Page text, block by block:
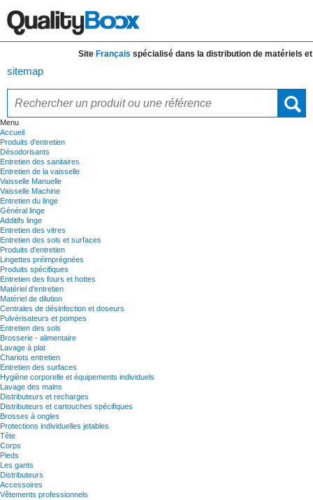
SiteFrançaisspécialisé dans la distribution dematériels et
sitemap
Menu
Accueil
Produits d'entretien
Désodorisants
Entretien des sanitaires
Entretien de la vaisselle
Vaisselle Manuelle
Vaisselle Machine
Entretien du linge
Général linge
Additifs linge
Entretien des vitres
Entretien des sols et surfaces
Produits d'entretien
Lingettes préimprégnées
Produits spécifiques
Entretien des fours et hottes
Matériel d'entretien
Matériel de dilution
Centrales de désinfection et doseurs
Pulvérisateurs et pompes
Entretien des sols
Brosserie - alimentaire
Lavage à plat
Chariots entretien
Entretien des surfaces
Hygiène corporelle et équipements individuels
Lavage des mains
Distributeurs et recharges
Distributeurs et cartouches spécifiques
Brosses à ongles
Protections individuelles jetables
Tête
Corps
Pieds
Les gants
Distributeurs
Accessoires
Vêtements professionnels